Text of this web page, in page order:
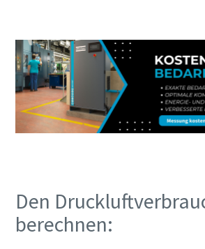
Den
berechnen: